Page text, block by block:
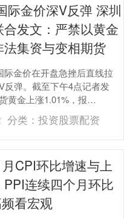
际金价深V反弹 深圳
合发文：严禁以黄金
法集资与变相期货
际金价在开盘急挫后直线拉
反弹。截至下午4点记者发
黄金上涨1.01%，报
/盎司，年初至今涨
分类： 投资股票配资
CPI环比增速与上
PPI连续四个月环比
看宏观